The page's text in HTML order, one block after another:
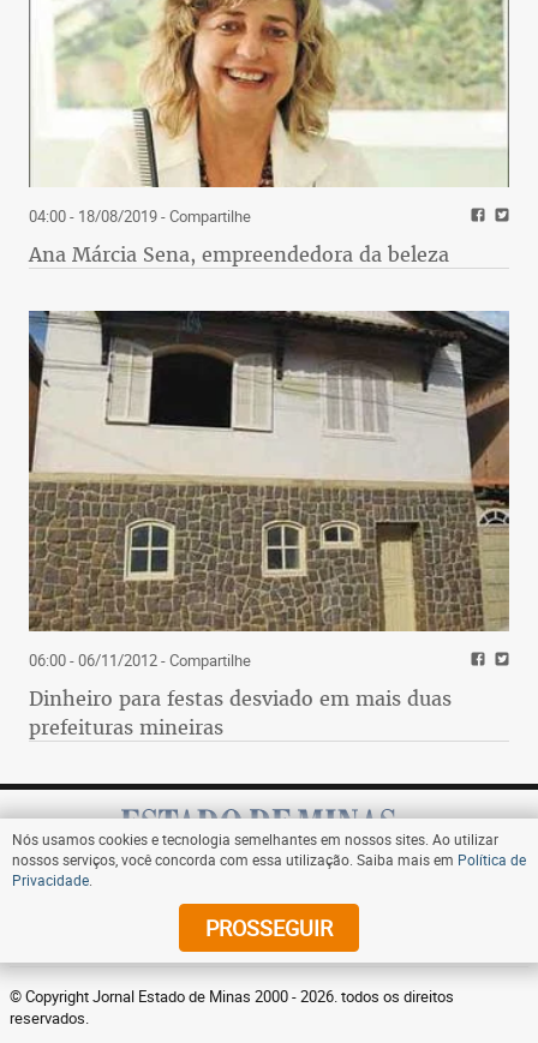
Nós usamos cookies e tecnologia semelhantes em nossos sites. Ao utilizar
nossos serviços, você concorda com essa utilização. Saiba mais em Política de
Privacidade
PROSSEGUIR
04:00 - 18/08/2019- Compartilhe
Ana Márcia Sena, empreendedora da beleza
06:00 - 06/11/2012- Compartilhe
Dinheiro para festas desviado em mais duas
prefeituras mineiras
Assine
© Copyright Jornal Estado de Minas 2000 - 2026. todos os direitos
reservados.